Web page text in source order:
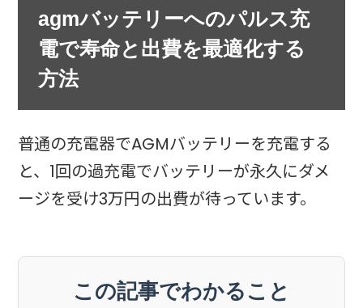
agmバッテリーへのパルス充
電で寿命と出費を最適化する
方法
普通の充電器でAGMバッテリーを充電する
と、1回の過充電でバッテリーが永久にダメ
ージを受け3万円の出費が待っています。
この記事でわかること